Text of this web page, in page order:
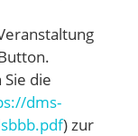
die
dms-
) zur